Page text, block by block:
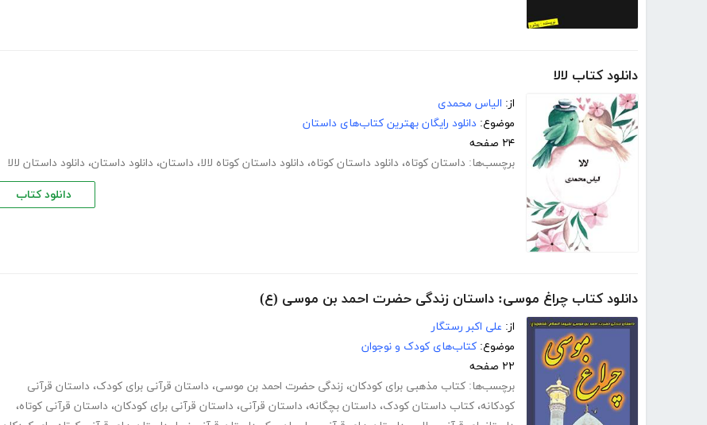
دانلود کتاب لالا
از: الیاس محمدی
موضوع: دانلود رایگان بهترین کتاب‌های داستان
۲۴ صفحه
برچسب‌ها: داستان کوتاه، دانلود داستان کوتاه، دانلود داستان کوتاه لالا، داستان، دانلود داستان، دانلود داستان لالا
دانلود کتاب
دانلود کتاب چراغ موسی: داستان زندگی حضرت احمد بن موسی (ع)
از: علی اکبر رستگار
موضوع: کتاب‌های کودک و نوجوان
۲۲ صفحه
برچسب‌ها: کتاب مذهبی برای کودکان، زندگی حضرت احمد بن موسی، داستان قرآنی برای کودک، داستان قرآنی
کودکانه، کتاب داستان کودک، داستان بچگانه، داستان قرآنی، داستان قرآنی برای کودکان، داستان قرآنی کوتاه،